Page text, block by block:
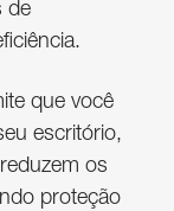
de
que você
escritório,
os
proteção